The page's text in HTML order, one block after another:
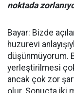
noktada
Bayar: Bizde
huzurevi
düşünmüyorum.
yerleştirilmesi
ancak çok zor
olur. Sonuçta iki